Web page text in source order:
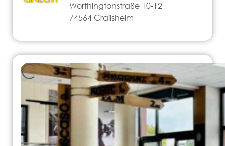
Worthingtonstraße 10-12
74564 Crailsheim